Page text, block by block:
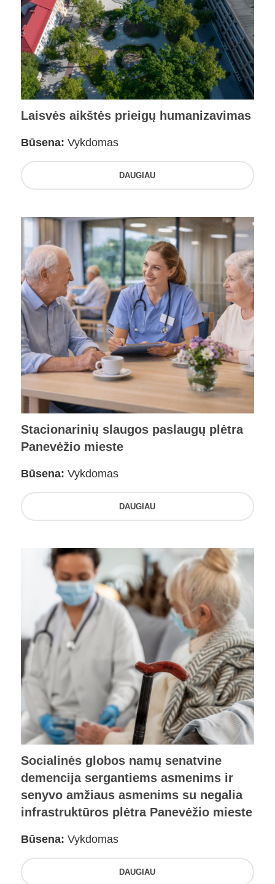
Laisvės aikštės prieigų humanizavimas
Būsena: Vykdomas
DAUGIAU
Stacionarinių slaugos paslaugų plėtra
Panevėžio mieste
Būsena: Vykdomas
DAUGIAU
Socialinės globos namų senatvine
demencija sergantiems asmenims ir
senyvo amžiaus asmenims su negalia
infrastruktūros plėtra Panevėžio mieste
Būsena: Vykdomas
DAUGIAU